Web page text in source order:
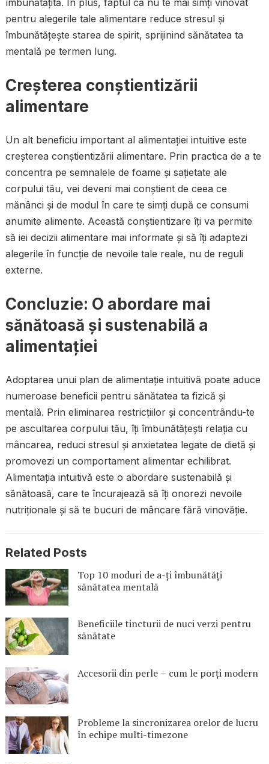
pentru alegerile tale alimentare reduce stresul și
îmbunătățește starea de spirit, sprijinind sănătatea ta
mentală pe termen lung.
Creșterea conștientizării
alimentare
Un alt beneficiu important al alimentației intuitive este
creșterea conștientizării alimentare. Prin practica de a te
concentra pe semnalele de foame și sațietate ale
corpului tău, vei deveni mai conștient de ceea ce
mănânci și de modul în care te simți după ce consumi
anumite alimente. Această conștientizare îți va permite
să iei decizii alimentare mai informate și să îți adaptezi
alegerile în funcție de nevoile tale reale, nu de reguli
externe.
Concluzie: O abordare mai
sănătoasă și sustenabilă a
alimentației
Adoptarea unui plan de alimentație intuitivă poate aduce
numeroase beneficii pentru sănătatea ta fizică și
mentală. Prin eliminarea restricțiilor și concentrându-te
pe ascultarea corpului tău, îți îmbunătățești relația cu
mâncarea, reduci stresul și anxietatea legate de dietă și
promovezi un comportament alimentar echilibrat.
Alimentația intuitivă este o abordare sustenabilă și
sănătoasă, care te încurajează să îți onorezi nevoile
nutriționale și să te bucuri de mâncare fără vinovăție.
Related Posts
Top 10 moduri de a-ți îmbunătăți
sănătatea mentală
Beneficiile tincturii de nuci verzi pentru
sănătate
Accesorii din perle – cum le porți modern
Probleme la sincronizarea orelor de lucru
în echipe multi-timezone